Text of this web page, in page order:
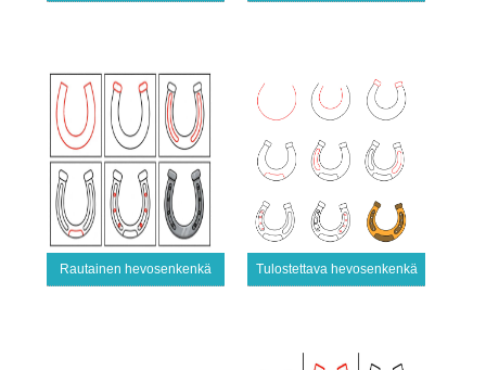
Rautainen hevosenkenkä Tulostettava hevosenkenkä